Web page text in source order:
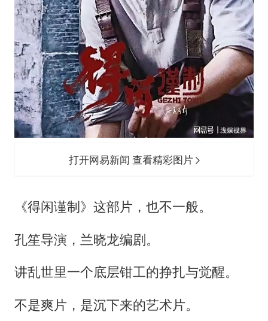
打开网易新闻 查看精彩图片
《得闲谨制》这部片，也不一般。
孔笙导演，兰晓龙编剧。
讲乱世里一个底层钳工的挣扎与觉醒。
不是爽片，是沉下来的艺术片。